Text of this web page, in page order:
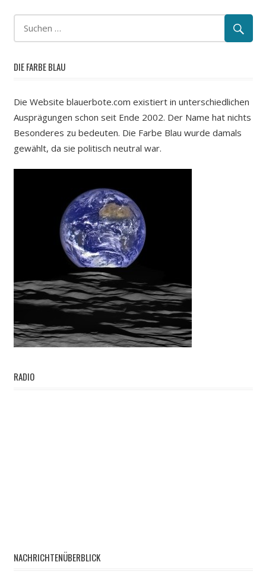
DIE FARBE BLAU
Die Website blauerbote.com existiert in unterschiedlichen
Ausprägungen schon seit Ende 2002. Der Name hat nichts
Besonderes zu bedeuten. Die Farbe Blau wurde damals
gewählt, da sie politisch neutral war.
RADIO
NACHRICHTENÜBERBLICK